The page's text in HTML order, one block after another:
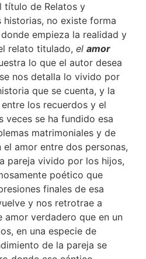
título de Relatos y
historias, no existe forma
empieza la realidad y
relato titulado, el amor
lo que el autor desea
nos detalla lo vivido por
que se cuenta, y la
los recuerdos y el
veces se ha fundido esa
matrimoniales y de
el amor entre dos personas,
pareja vivido por los hijos,
poético que
finales de esa
y nos retrotrae a
amor verdadero que en un
en una especie de
de la pareja se